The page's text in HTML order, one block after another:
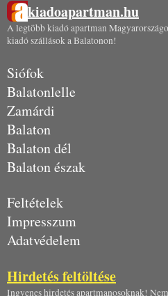
kiadoapartman.hu
A legtöbb kiadó apartman
kiadó szállások a Balatonon!
Siófok
Balatonlelle
Zamárdi
Balaton
Balaton dél
Balaton észak
Feltételek
Impresszum
Adatvédelem
Hirdetés feltöltése
Ingyenes hirdetés apartmanosoknak!